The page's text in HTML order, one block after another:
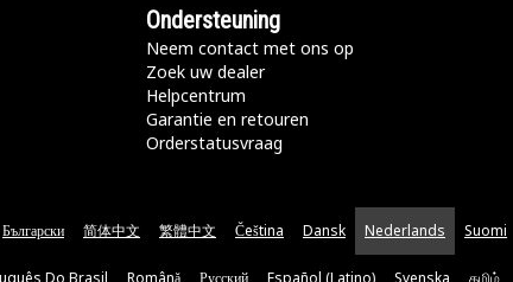
Ondersteuning
Neem contact met ons op
Zoek uw dealer
Helpcentrum
Garantie en retouren
Orderstatusvraag
Български 简体中文 繁體中文 Čeština Dansk Nederlands Suomi
Do Brasil Română Русский Español (Latino) Svenska தமிழ்